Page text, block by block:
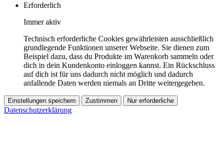
Erforderlich
Immer aktiv
Technisch erforderliche Cookies gewährleisten ausschließlich
grundlegende Funktionen unserer Webseite. Sie dienen zum
Beispiel dazu, dass du Produkte im Warenkorb sammeln oder
dich in dein Kundenkonto einloggen kannst. Ein Rückschluss
auf dich ist für uns dadurch nicht möglich und dadurch
anfallende Daten werden niemals an Dritte weitergegeben.
Einstellungen speichern Zustimmen Nur erforderliche
Datenschutzerklärung